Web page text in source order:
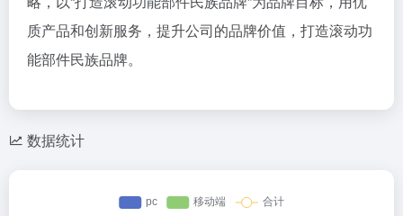
质产品和创新服务，提升公司的品牌价值，打造滚动功
能部件民族品牌。
数据统计